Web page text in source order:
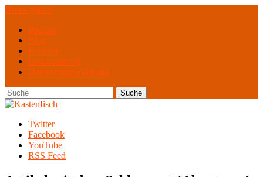
Home Menü
Podcast
Blog
Kontakt
Unterstützung
Datenschutzerklärung
Twitter
Facebook
YouTube
RSS Feed